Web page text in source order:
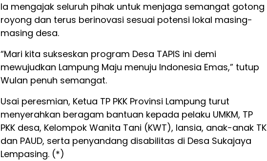
Ia mengajak seluruh pihak untuk menjaga semangat gotong
royong dan terus berinovasi sesuai potensi lokal masing-
masing desa.
“Mari kita sukseskan program Desa TAPIS ini demi
mewujudkan Lampung Maju menuju Indonesia Emas,” tutup
Wulan penuh semangat.
Usai peresmian, Ketua TP PKK Provinsi Lampung turut
menyerahkan beragam bantuan kepada pelaku UMKM, TP
PKK desa, Kelompok Wanita Tani (KWT), lansia, anak-anak TK
dan PAUD, serta penyandang disabilitas di Desa Sukajaya
Lempasing. (*)